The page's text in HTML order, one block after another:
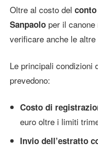
Oltre al costo del
Sanpaolo per il
verificare anche le
Le principali condizioni
prevedono:
Costo di
euro oltre i limiti
Invio dell’estratto